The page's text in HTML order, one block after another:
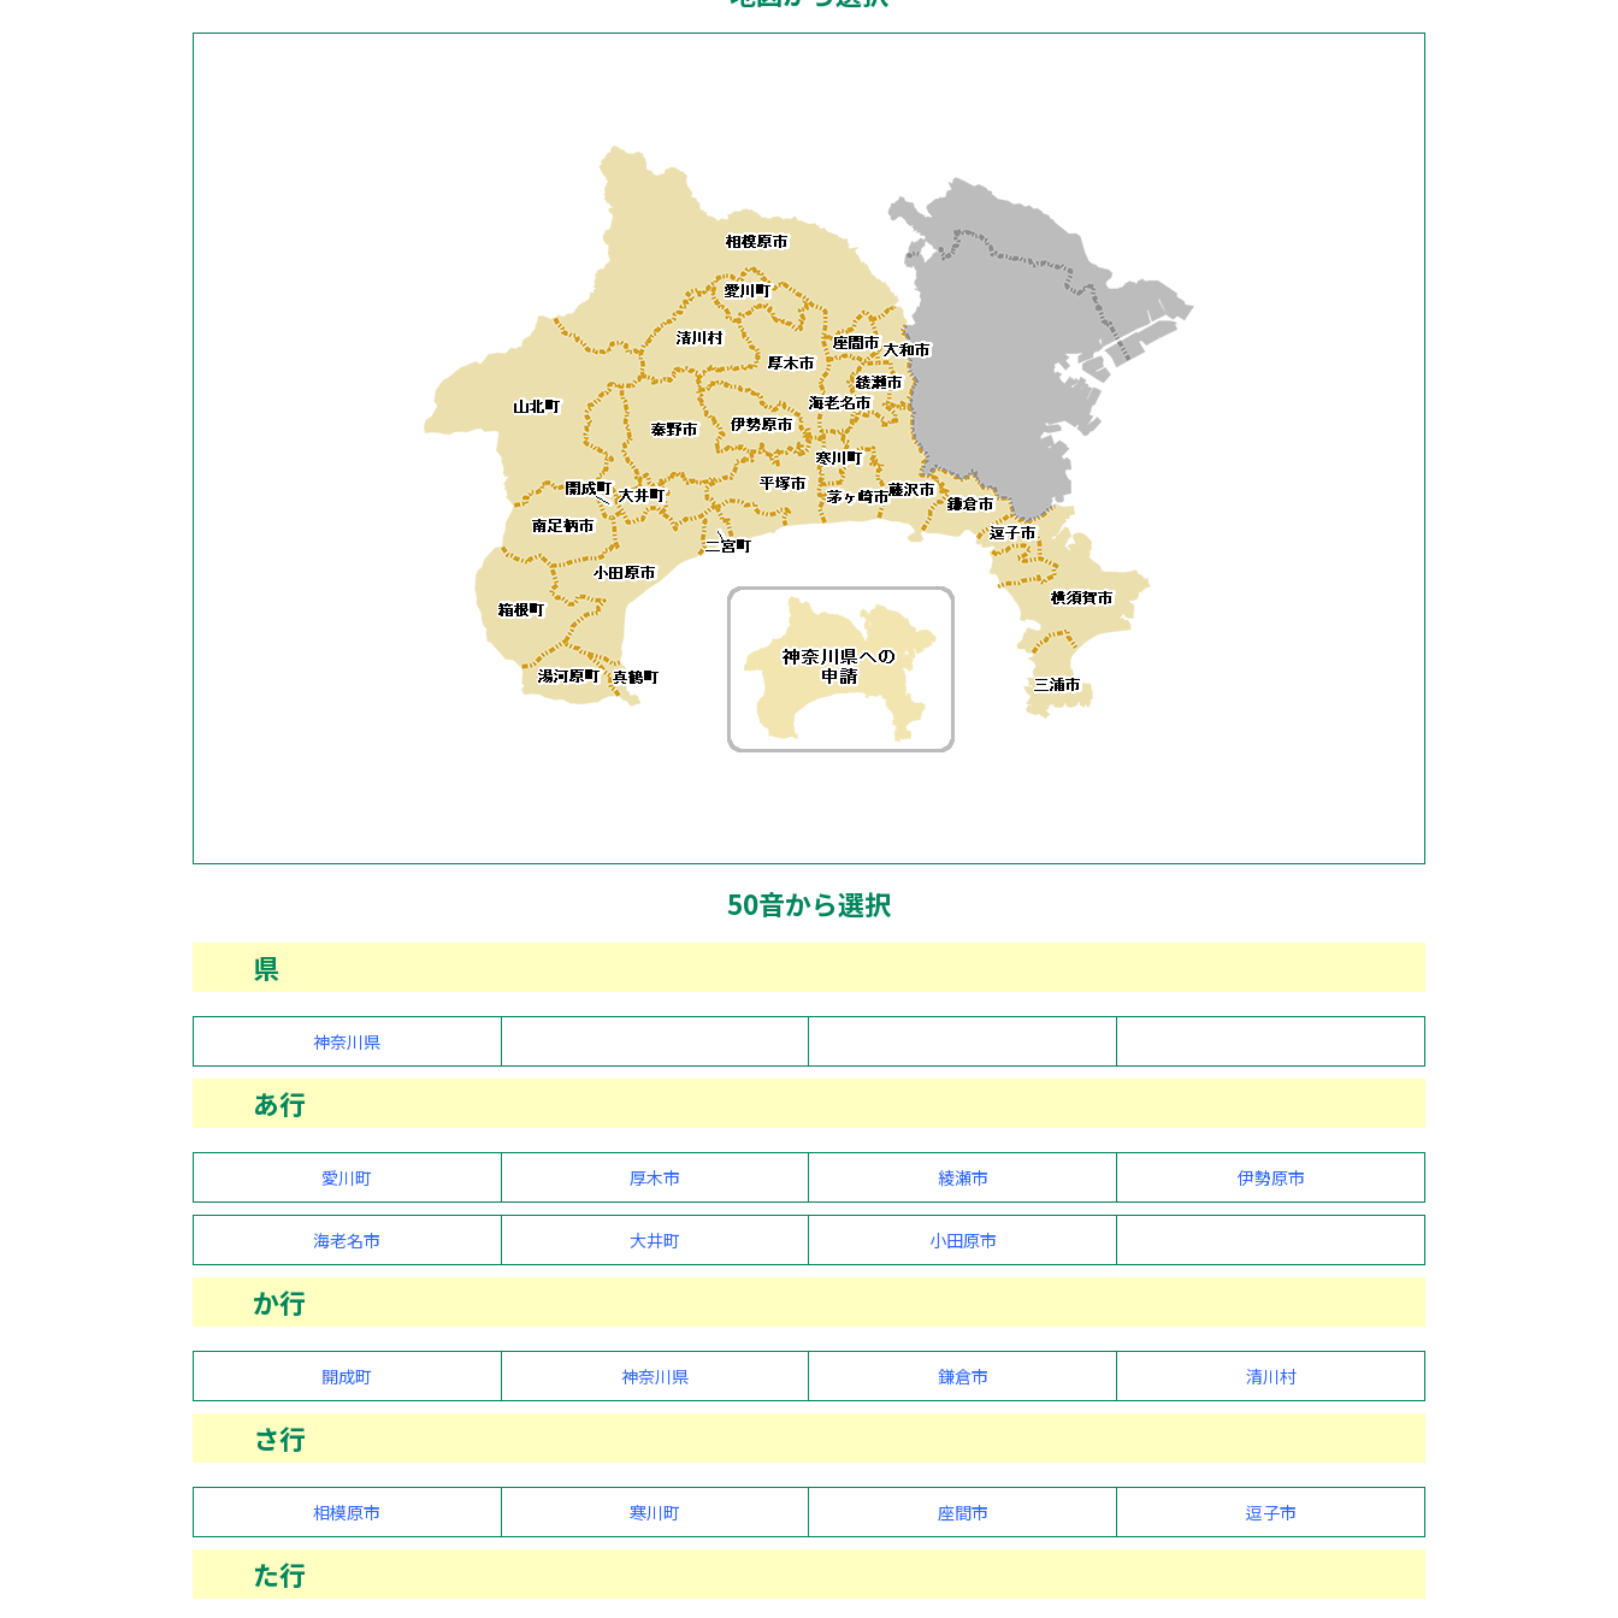
50音から選択
県
神奈川県
あ行
愛川町 厚木市 綾瀬市 伊勢原市
海老名市 大井町 小田原市
か行
開成町 神奈川県 鎌倉市 清川村
さ行
相模原市 寒川町 座間市 逗子市
た行